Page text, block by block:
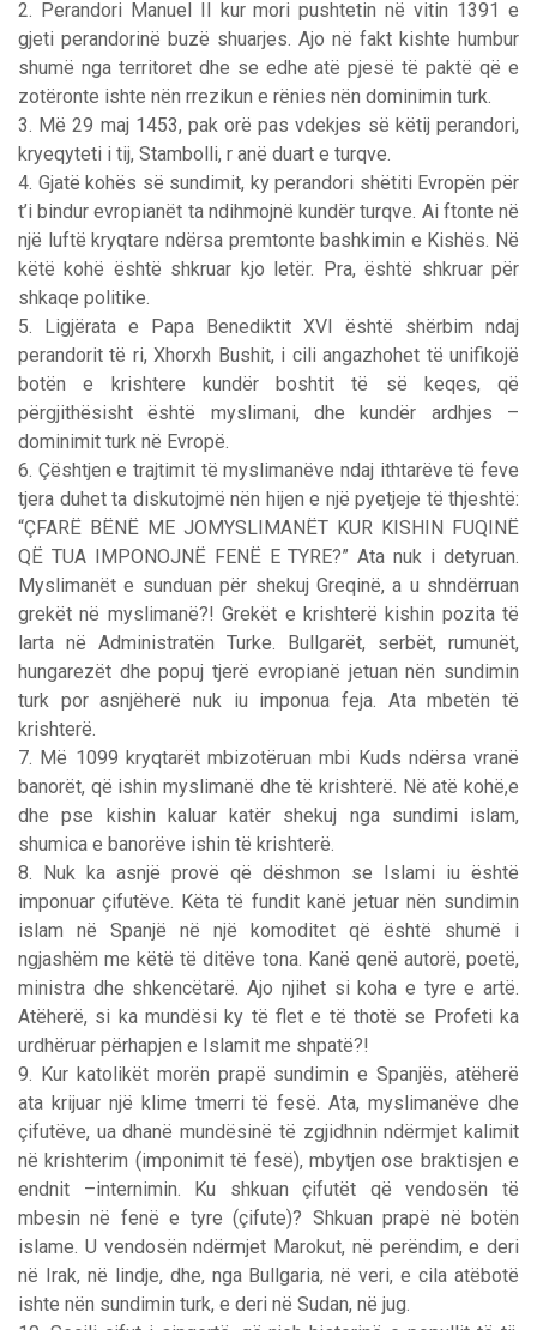
2. Perandori Manuel II kur mori pushtetin në vitin 1391 e
gjeti perandorinë buzë shuarjes. Ajo në fakt kishte humbur
shumë nga territoret dhe se edhe atë pjesë të paktë që e
zotëronte ishte nën rrezikun e rënies nën dominimin turk.
3. Më 29 maj 1453, pak orë pas vdekjes së këtij perandori,
kryeqyteti i tij, Stambolli, r anë duart e turqve.
4. Gjatë kohës së sundimit, ky perandori shëtiti Evropën për
t’i bindur evropianët ta ndihmojnë kundër turqve. Ai ftonte në
një luftë kryqtare ndërsa premtonte bashkimin e Kishës. Në
këtë kohë është shkruar kjo letër. Pra, është shkruar për
shkaqe politike.
5. Ligjërata e Papa Benediktit XVI është shërbim ndaj
perandorit të ri, Xhorxh Bushit, i cili angazhohet të unifikojë
botën e krishtere kundër boshtit të së keqes, që
përgjithësisht është myslimani, dhe kundër ardhjes –
dominimit turk në Evropë.
6. Çështjen e trajtimit të myslimanëve ndaj ithtarëve të feve
tjera duhet ta diskutojmë nën hijen e një pyetjeje të thjeshtë:
“ÇFARË BËNË ME JOMYSLIMANËT KUR KISHIN FUQINË
QË TUA IMPONOJNË FENË E TYRE?” Ata nuk i detyruan.
Myslimanët e sunduan për shekuj Greqinë, a u shndërruan
grekët në myslimanë?! Grekët e krishterë kishin pozita të
larta në Administratën Turke. Bullgarët, serbët, rumunët,
hungarezët dhe popuj tjerë evropianë jetuan nën sundimin
turk por asnjëherë nuk iu imponua feja. Ata mbetën të
krishterë.
7. Më 1099 kryqtarët mbizotëruan mbi Kuds ndërsa vranë
banorët, që ishin myslimanë dhe të krishterë. Në atë kohë,e
dhe pse kishin kaluar katër shekuj nga sundimi islam,
shumica e banorëve ishin të krishterë.
8. Nuk ka asnjë provë që dëshmon se Islami iu është
imponuar çifutëve. Këta të fundit kanë jetuar nën sundimin
islam në Spanjë në një komoditet që është shumë i
ngjashëm me këtë të ditëve tona. Kanë qenë autorë, poetë,
ministra dhe shkencëtarë. Ajo njihet si koha e tyre e artë.
Atëherë, si ka mundësi ky të flet e të thotë se Profeti ka
urdhëruar përhapjen e Islamit me shpatë?!
9. Kur katolikët morën prapë sundimin e Spanjës, atëherë
ata krijuar një klime tmerri të fesë. Ata, myslimanëve dhe
çifutëve, ua dhanë mundësinë të zgjidhnin ndërmjet kalimit
në krishterim (imponimit të fesë), mbytjen ose braktisjen e
endnit –internimin. Ku shkuan çifutët që vendosën të
mbesin në fenë e tyre (çifute)? Shkuan prapë në botën
islame. U vendosën ndërmjet Marokut, në perëndim, e deri
në Irak, në lindje, dhe, nga Bullgaria, në veri, e cila atëbotë
ishte nën sundimin turk, e deri në Sudan, në jug.